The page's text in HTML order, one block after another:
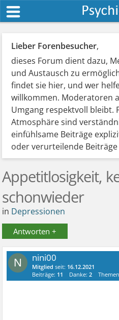
Lieber Forenbesucher,
dieses Forum dient dazu,
und Austausch zu
findet sie hier, und wer
willkommen. Moderatoren
Umgang respektvoll bleibt.
Atmosphäre sind
einfühlsame Beiträge
oder verurteilende
Appetitlosigkeit,
schonwieder
in Depressionen
Antworten +
N nini00
Mitglied seit: 16.12.2021
Beiträge: 11 Danke:2